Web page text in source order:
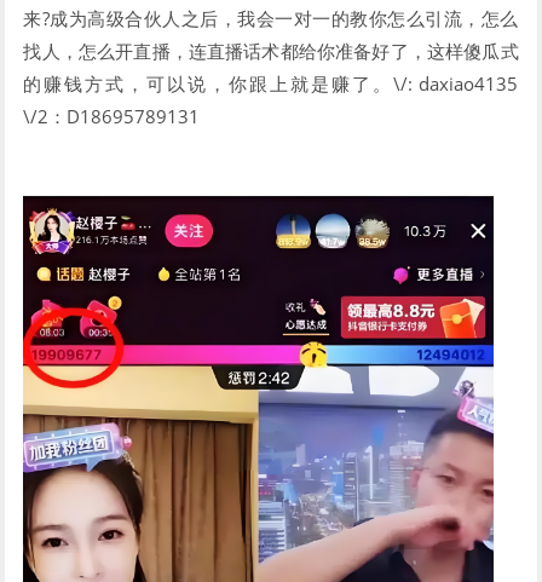
来?成为高级合伙人之后，我会一对一的教你怎么引流，怎么
找人，怎么开直播，连直播话术都给你准备好了，这样傻瓜式
的赚钱方式，可以说，你跟上就是赚了。\/: daxiao4135
\/2：D18695789131